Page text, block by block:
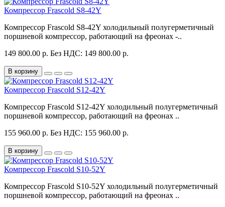
Компрессор Frascold S8-42Y
Компрессор Frascold S8-42Y холодильный полугерметичный
поршневой компрессор, работающий на фреонах -..
149 800.00 р. Без НДС: 149 800.00 р.
В корзину
Компрессор Frascold S12-42Y
Компрессор Frascold S12-42Y холодильный полугерметичный
поршневой компрессор, работающий на фреонах ..
155 960.00 р. Без НДС: 155 960.00 р.
В корзину
Компрессор Frascold S10-52Y
Компрессор Frascold S10-52Y холодильный полугерметичный
поршневой компрессор, работающий на фреонах ..